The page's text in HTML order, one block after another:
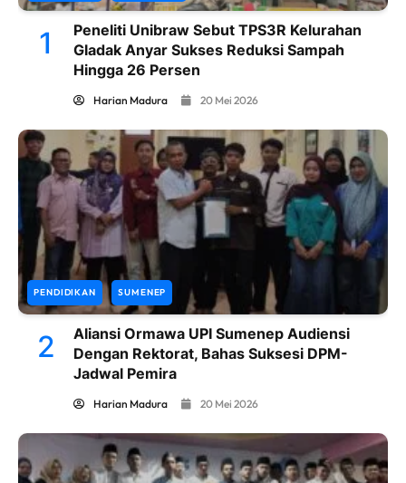
1
Peneliti Unibraw Sebut TPS3R Kelurahan
Gladak Anyar Sukses Reduksi Sampah
Hingga 26 Persen
Harian Madura 20 Mei 2026
PENDIDIKAN SUMENEP
2
Aliansi Ormawa UPI Sumenep Audiensi
Dengan Rektorat, Bahas Suksesi DPM-
Jadwal Pemira
Harian Madura 20 Mei 2026